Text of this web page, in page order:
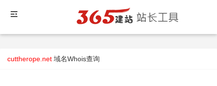
cuttherope.net 域名Whois查询